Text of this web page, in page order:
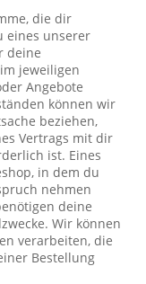
die dir
eines unserer
deine
jeweiligen
Angebote
können wir
beziehen,
Vertrags mit dir
ist. Eines
in dem du
nehmen
deine
Wir können
verarbeiten, die
Bestellung